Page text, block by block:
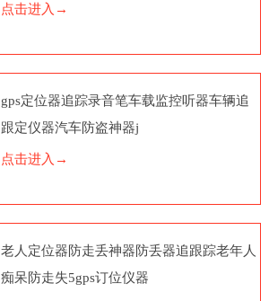
点击进入→
gps定位器追踪录音笔车载监控听器车辆追
跟定仪器汽车防盗神器j
点击进入→
老人定位器防走丢神器防丢器追跟踪老年人
痴呆防走失5gps订位仪器